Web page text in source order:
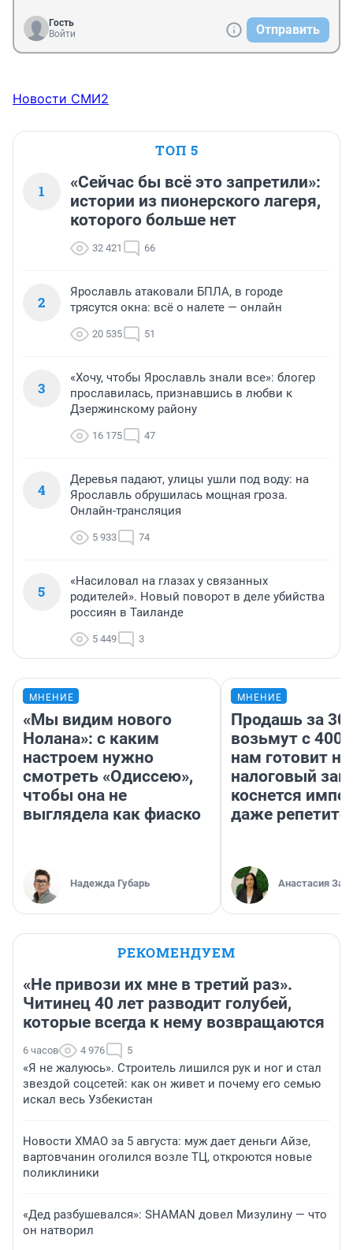
Гость
Войти
Отправить
Новости СМИ2
ТОП 5
1
«Сейчас бы всё это запретили»:
истории из пионерского лагеря,
которого больше нет
32 421 66
2
Ярославль атаковали БПЛА, в городе
трясутся окна: всё о налете — онлайн
20 535 51
3
«Хочу, чтобы Ярославль знали все»: блогер
прославилась, признавшись в любви к
Дзержинскому району
16 175 47
4
Деревья падают, улицы ушли под воду: на
Ярославль обрушилась мощная гроза.
Онлайн-трансляция
5 933 74
5
«Насиловал на глазах у связанных
родителей». Новый поворот в деле убийства
россиян в Таиланде
5 449 3
МНЕНИЕ
«Мы видим нового
Нолана»: с каким
настроем нужно
смотреть «Одиссею»,
чтобы она не
выглядела как фиаско
Надежда Губарь
МНЕНИЕ
Продашь за
возьмут с
нам готовит
налоговый
коснется
даже
Анастасия
РЕКОМЕНДУЕМ
«Не привози их мне в третий раз».
Читинец 40 лет разводит голубей,
которые всегда к нему возвращаются
6 часов 4 976 5
«Я не жалуюсь». Строитель лишился рук и ног и стал
звездой соцсетей: как он живет и почему его семью
искал весь Узбекистан
Новости ХМАО за 5 августа: муж дает деньги Айзе,
вартовчанин оголился возле ТЦ, откроются новые
поликлиники
«Дед разбушевался»: SHAMAN довел Мизулину — что
он натворил